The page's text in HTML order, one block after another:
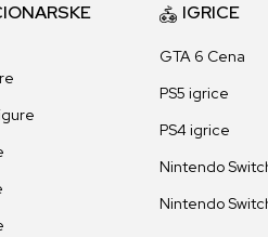
IGRICE
GTA 6 Cena
PS5 igrice
PS4 igrice
Nintendo
Nintendo